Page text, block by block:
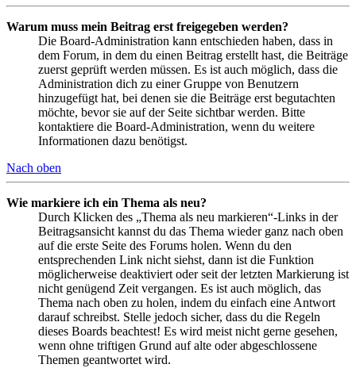
Warum muss mein Beitrag erst freigegeben werden?
Die Board-Administration kann entschieden haben, dass in
dem Forum, in dem du einen Beitrag erstellt hast, die Beiträge
zuerst geprüft werden müssen. Es ist auch möglich, dass die
Administration dich zu einer Gruppe von Benutzern
hinzugefügt hat, bei denen sie die Beiträge erst begutachten
möchte, bevor sie auf der Seite sichtbar werden. Bitte
kontaktiere die Board-Administration, wenn du weitere
Informationen dazu benötigst.
Nach oben
Wie markiere ich ein Thema als neu?
Durch Klicken des „Thema als neu markieren“-Links in der
Beitragsansicht kannst du das Thema wieder ganz nach oben
auf die erste Seite des Forums holen. Wenn du den
entsprechenden Link nicht siehst, dann ist die Funktion
möglicherweise deaktiviert oder seit der letzten Markierung ist
nicht genügend Zeit vergangen. Es ist auch möglich, das
Thema nach oben zu holen, indem du einfach eine Antwort
darauf schreibst. Stelle jedoch sicher, dass du die Regeln
dieses Boards beachtest! Es wird meist nicht gerne gesehen,
wenn ohne triftigen Grund auf alte oder abgeschlossene
Themen geantwortet wird.